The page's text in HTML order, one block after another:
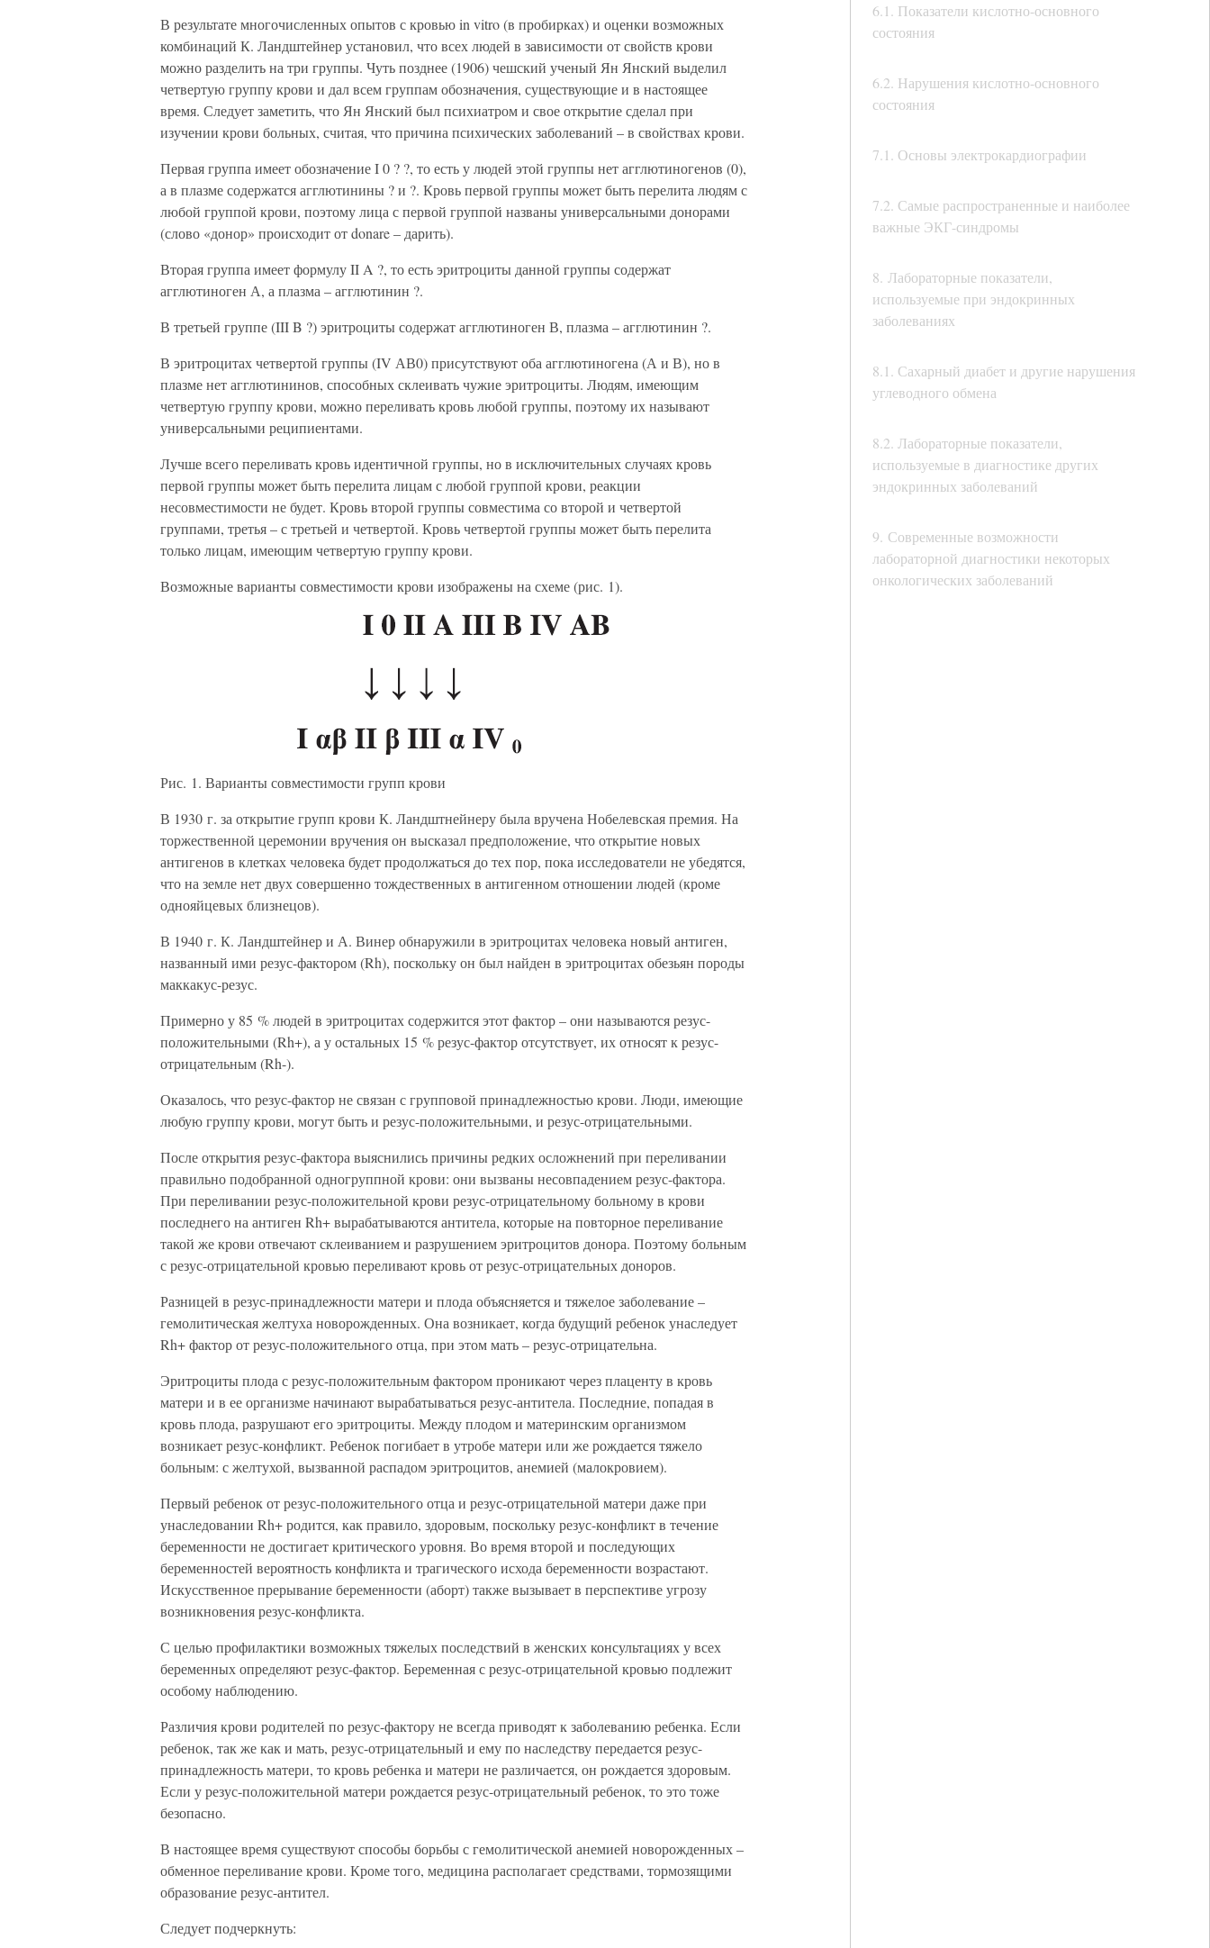
6.1. Показатели кислотно-основного
состояния
6.2. Нарушения кислотно-основного
состояния
7.1. Основы электрокардиографии
7.2. Самые распространенные и наиболее
важные ЭКГ-синдромы
8. Лабораторные показатели,
используемые при эндокринных
заболеваниях
8.1. Сахарный диабет и другие нарушения
углеводного обмена
8.2. Лабораторные показатели,
используемые в диагностике других
эндокринных заболеваний
9. Современные возможности
лабораторной диагностики некоторых
онкологических заболеваний
В результате многочисленных опытов с кровью in vitro (в пробирках) и оценки возможных
комбинаций К. Ландштейнер установил, что всех людей в зависимости от свойств крови
можно разделить на три группы. Чуть позднее (1906) чешский ученый Ян Янский выделил
четвертую группу крови и дал всем группам обозначения, существующие и в настоящее
время. Следует заметить, что Ян Янский был психиатром и свое открытие сделал при
изучении крови больных, считая, что причина психических заболеваний – в свойствах крови.
Первая группа имеет обозначение I 0 ? ?, то есть у людей этой группы нет агглютиногенов (0),
а в плазме содержатся агглютинины ? и ?. Кровь первой группы может быть перелита людям с
любой группой крови, поэтому лица с первой группой названы универсальными донорами
(слово «донор» происходит от donare – дарить).
Вторая группа имеет формулу II A ?, то есть эритроциты данной группы содержат
агглютиноген А, а плазма – агглютинин ?.
В третьей группе (III B ?) эритроциты содержат агглютиноген В, плазма – агглютинин ?.
В эритроцитах четвертой группы (IV АВ0) присутствуют оба агглютиногена (А и В), но в
плазме нет агглютининов, способных склеивать чужие эритроциты. Людям, имеющим
четвертую группу крови, можно переливать кровь любой группы, поэтому их называют
универсальными реципиентами.
Лучше всего переливать кровь идентичной группы, но в исключительных случаях кровь
первой группы может быть перелита лицам с любой группой крови, реакции
несовместимости не будет. Кровь второй группы совместима со второй и четвертой
группами, третья – с третьей и четвертой. Кровь четвертой группы может быть перелита
только лицам, имеющим четвертую группу крови.
Возможные варианты совместимости крови изображены на схеме (рис. 1).
Рис. 1. Варианты совместимости групп крови
В 1930 г. за открытие групп крови К. Ландштнейнеру была вручена Нобелевская премия. На
торжественной церемонии вручения он высказал предположение, что открытие новых
антигенов в клетках человека будет продолжаться до тех пор, пока исследователи не убедятся,
что на земле нет двух совершенно тождественных в антигенном отношении людей (кроме
однояйцевых близнецов).
В 1940 г. К. Ландштейнер и А. Винер обнаружили в эритроцитах человека новый антиген,
названный ими резус-фактором (Rh), поскольку он был найден в эритроцитах обезьян породы
маккакус-резус.
Примерно у 85 % людей в эритроцитах содержится этот фактор – они называются резус-
положительными (Rh+), а у остальных 15 % резус-фактор отсутствует, их относят к резус-
отрицательным (Rh-).
Оказалось, что резус-фактор не связан с групповой принадлежностью крови. Люди, имеющие
любую группу крови, могут быть и резус-положительными, и резус-отрицательными.
После открытия резус-фактора выяснились причины редких осложнений при переливании
правильно подобранной одногруппной крови: они вызваны несовпадением резус-фактора.
При переливании резус-положительной крови резус-отрицательному больному в крови
последнего на антиген Rh+ вырабатываются антитела, которые на повторное переливание
такой же крови отвечают склеиванием и разрушением эритроцитов донора. Поэтому больным
с резус-отрицательной кровью переливают кровь от резус-отрицательных доноров.
Разницей в резус-принадлежности матери и плода объясняется и тяжелое заболевание –
гемолитическая желтуха новорожденных. Она возникает, когда будущий ребенок унаследует
Rh+ фактор от резус-положительного отца, при этом мать – резус-отрицательна.
Эритроциты плода с резус-положительным фактором проникают через плаценту в кровь
матери и в ее организме начинают вырабатываться резус-антитела. Последние, попадая в
кровь плода, разрушают его эритроциты. Между плодом и материнским организмом
возникает резус-конфликт. Ребенок погибает в утробе матери или же рождается тяжело
больным: с желтухой, вызванной распадом эритроцитов, анемией (малокровием).
Первый ребенок от резус-положительного отца и резус-отрицательной матери даже при
унаследовании Rh+ родится, как правило, здоровым, поскольку резус-конфликт в течение
беременности не достигает критического уровня. Во время второй и последующих
беременностей вероятность конфликта и трагического исхода беременности возрастают.
Искусственное прерывание беременности (аборт) также вызывает в перспективе угрозу
возникновения резус-конфликта.
С целью профилактики возможных тяжелых последствий в женских консультациях у всех
беременных определяют резус-фактор. Беременная с резус-отрицательной кровью подлежит
особому наблюдению.
Различия крови родителей по резус-фактору не всегда приводят к заболеванию ребенка. Если
ребенок, так же как и мать, резус-отрицательный и ему по наследству передается резус-
принадлежность матери, то кровь ребенка и матери не различается, он рождается здоровым.
Если у резус-положительной матери рождается резус-отрицательный ребенок, то это тоже
безопасно.
В настоящее время существуют способы борьбы с гемолитической анемией новорожденных –
обменное переливание крови. Кроме того, медицина располагает средствами, тормозящими
образование резус-антител.
Следует подчеркнуть: